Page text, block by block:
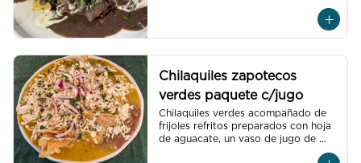
pluma hidalgo, oaxaca, un pan dulce
la proteína para cada orden de
chilaquiles
Chilaquiles zapotecos
verdes paquete c/jugo
Chilaquiles verdes acompañado de
frijoles refritos preparados con hoja
de aguacate, un vaso de jugo de